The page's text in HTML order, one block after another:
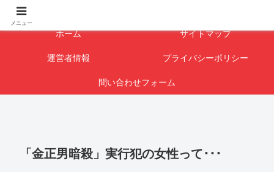
ホーム サイトマップ
運営者情報 プライバシーポリシー
問い合わせフォーム
「金正男暗殺」実行犯の女性って･･･
メニュー